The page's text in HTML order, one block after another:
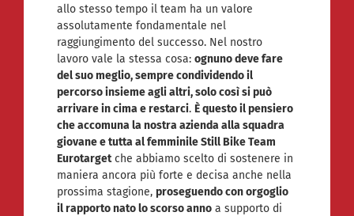
allo stesso tempo il team ha un valore
assolutamente fondamentale nel
raggiungimento del successo. Nel nostro
lavoro vale la stessa cosa:ognuno deve fare
del suo meglio, sempre condividendo il
percorso insieme agli altri, solo così si può
arrivare in cima e restarci. È questo il pensiero
che accomuna la nostra azienda alla squadra
giovane e tutta al femminile Still Bike Team
Eurotargetche abbiamo scelto di sostenere in
maniera ancora più forte e decisa anche nella
prossima stagione,proseguendo con orgoglio
il rapporto nato lo scorso anno a supporto di